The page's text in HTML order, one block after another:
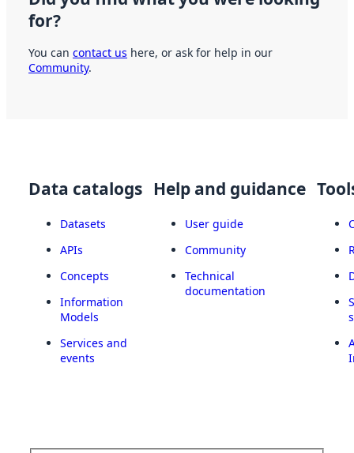
for?
You can contact us here, or ask for help in our
Community.
Data catalogs
Datasets
APIs
Concepts
Information
Models
Services and
events
Help and guidance
User guide
Community
Technical
documentation